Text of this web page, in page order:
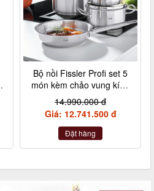
Bộ nồi Fissler Profi set 5
món kèm chảo vung kính
made in Germany
14.990.000 đ
Giá: 12.741.500 đ
Đặt hàng